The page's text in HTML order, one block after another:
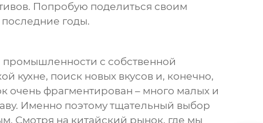
Попробую поделиться своим
последние годы.
промышленности с собственной
кухне, поиск новых вкусов и, конечно,
очень фрагментирован – много малых и
Именно поэтому тщательный выбор
Смотря на китайский рынок, где мы